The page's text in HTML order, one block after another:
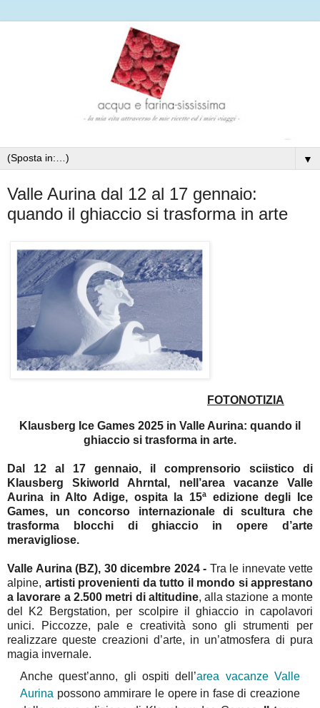
▼
Valle Aurina dal 12 al 17 gennaio:
quando il ghiaccio si trasforma in arte
FOTONOTIZIA
Klausberg Ice Games 2025 in Valle Aurina: quando il
ghiaccio si trasforma in arte.
Dal 12 al 17 gennaio, il comprensorio sciistico di
Klausberg Skiworld Ahrntal, nell’area vacanze Valle
Aurina in Alto Adige, ospita la 15ª edizione degli Ice
Games, un concorso internazionale di scultura che
trasforma blocchi di ghiaccio in opere d’arte
meravigliose.
Valle Aurina (BZ), 30 dicembre 2024 - Tra le innevate vette
alpine, artisti provenienti da tutto il mondo si apprestano
a lavorare a 2.500 metri di altitudine, alla stazione a monte
del K2 Bergstation, per scolpire il ghiaccio in capolavori
unici. Piccozze, pale e creatività sono gli strumenti per
realizzare queste creazioni d’arte, in un’atmosfera di pura
magia invernale.
Anche quest’anno, gli ospiti dell’area vacanze Valle
Aurina possono ammirare le opere in fase di creazione